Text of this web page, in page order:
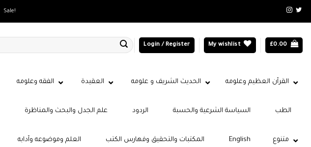
Sale!
Login / Register My wishlist £0.00
القرآن العظيم وعلومه الحديث الشريف و علومه العقيدة الفقه وعلومه
علم الجدل والبحث والمناظرة الردود السياسة الشرعية والحسبة الطب
العلم وموضوعه وآدابه المكتبات والتحقيق وفهارس الكتب متنوع English